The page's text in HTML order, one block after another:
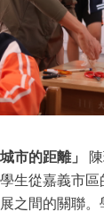
市的距離」
生從嘉義市
之間的關聯